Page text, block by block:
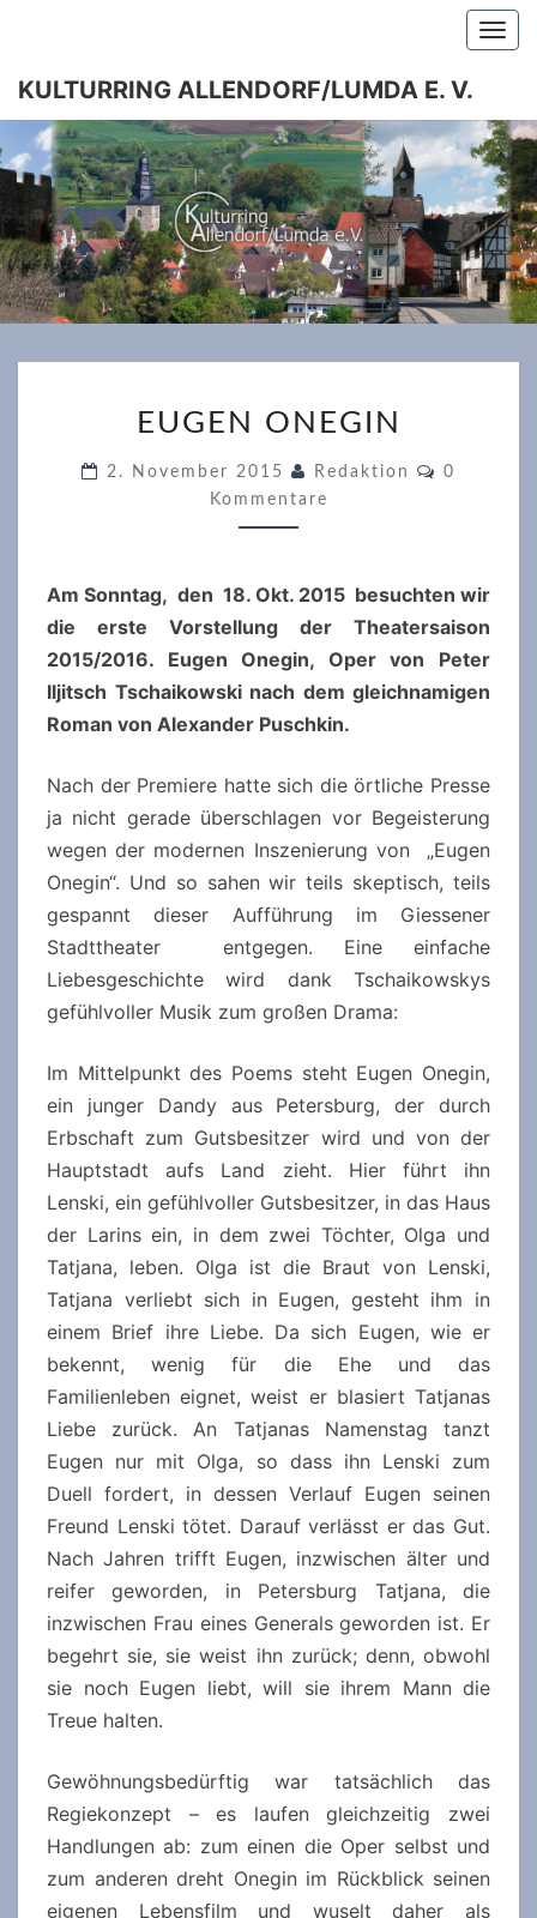
content
KULTURRING ALLENDORF/LUMDA E. V.
ONEGIN
EUGEN ONEGIN
2. November 2015 Redaktion
0
Kommentare
Am Sonntag, den 18. Okt. 2015 besuchten wir
die erste Vorstellung der Theatersaison
2015/2016. Eugen Onegin, Oper von Peter
Iljitsch Tschaikowski nach dem gleichnamigen
Roman von Alexander Puschkin.
Nach der Premiere hatte sich die örtliche Presse
ja nicht gerade überschlagen vor Begeisterung
wegen der modernen Inszenierung von „Eugen
Onegin“. Und so sahen wir teils skeptisch, teils
gespannt dieser Aufführung im Giessener
Stadttheater entgegen. Eine einfache
Liebesgeschichte wird dank Tschaikowskys
gefühlvoller Musik zum großen Drama:
Im Mittelpunkt des Poems steht Eugen Onegin,
ein junger Dandy aus Petersburg, der durch
Erbschaft zum Gutsbesitzer wird und von der
Hauptstadt aufs Land zieht. Hier führt ihn
Lenski, ein gefühlvoller Gutsbesitzer, in das Haus
der Larins ein, in dem zwei Töchter, Olga und
Tatjana, leben. Olga ist die Braut von Lenski,
Tatjana verliebt sich in Eugen, gesteht ihm in
einem Brief ihre Liebe. Da sich Eugen, wie er
bekennt, wenig für die Ehe und das
Familienleben eignet, weist er blasiert Tatjanas
Liebe zurück. An Tatjanas Namenstag tanzt
Eugen nur mit Olga, so dass ihn Lenski zum
Duell fordert, in dessen Verlauf Eugen seinen
Freund Lenski tötet. Darauf verlässt er das Gut.
Nach Jahren trifft Eugen, inzwischen älter und
reifer geworden, in Petersburg Tatjana, die
inzwischen Frau eines Generals geworden ist. Er
begehrt sie, sie weist ihn zurück; denn, obwohl
sie noch Eugen liebt, will sie ihrem Mann die
Treue halten.
Gewöhnungsbedürftig war tatsächlich das
Regiekonzept – es laufen gleichzeitig zwei
Handlungen ab: zum einen die Oper selbst und
zum anderen dreht Onegin im Rückblick seinen
eigenen Lebensfilm und wuselt daher als